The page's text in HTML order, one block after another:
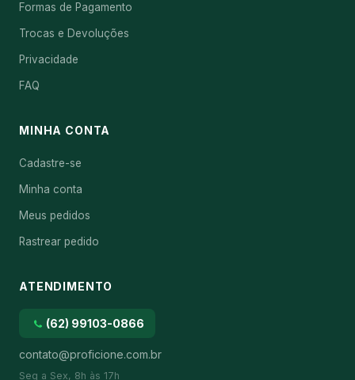
Formas de Pagamento
Trocas e Devoluções
Privacidade
FAQ
MINHA CONTA
Cadastre-se
Minha conta
Meus pedidos
Rastrear pedido
ATENDIMENTO
(62) 99103-0866
contato@proficione.com.br
Seg a Sex, 8h às 17h